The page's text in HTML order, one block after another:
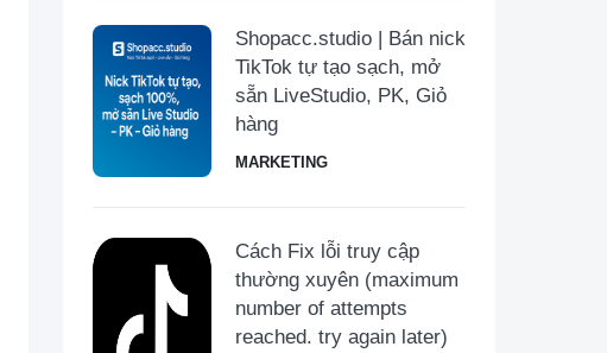
Shopacc.studio | Bán nick
TikTok tự tạo sạch, mở
sẵn LiveStudio, PK, Giỏ
hàng
MARKETING
Cách Fix lỗi truy cập
thường xuyên (maximum
number of attempts
reached. try again later)